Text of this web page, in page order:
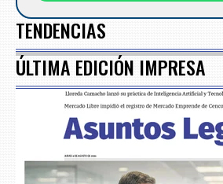
TENDENCIAS
ÚLTIMA EDICIÓN IMPRESA